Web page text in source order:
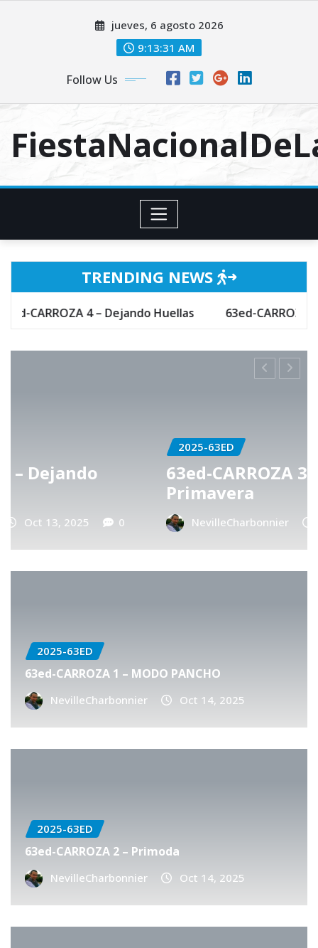
jueves, 6 agosto 2026
9:13:32 AM
Follow Us
TRENDING NEWS
4 – Dejando Huellas 63ed-CARROZA 3 – Hechizo
63ed-CARROZA 3 – Hechizo de
NevilleCharbonnier Oct 13, 2025 0
2025-63ED
63ed-CARROZA 1 – MODO PANCHO
NevilleCharbonnier Oct 14, 2025
2025-63ED
63ed-CARROZA 2 – Primoda
NevilleCharbonnier Oct 14, 2025